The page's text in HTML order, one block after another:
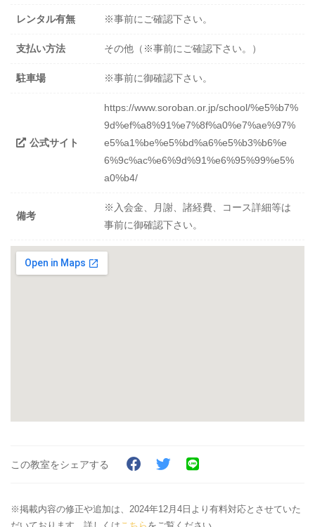
レンタル有無 ※事前にご確認下さい。
支払い方法 その他（※事前にご確認下さい。）
駐車場 ※事前に御確認下さい。
公式サイト
https://www.soroban.or.jp/school/%e5%b7%
9d%ef%a8%91%e7%8f%a0%e7%ae%97%
e5%a1%be%e5%bd%a6%e5%b3%b6%e
6%9c%ac%e6%9d%91%e6%95%99%e5%
a0%b4/
備考
※入会金、月謝、諸経費、コース詳細等は
事前に御確認下さい。
この教室をシェアする
※掲載内容の修正や追加は、2024年12月4日より有料対応とさせていた